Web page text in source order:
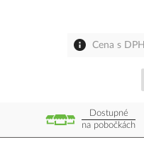
Cena s DPH
Dostupné
na pobočkách